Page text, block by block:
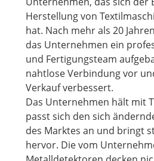
Herstellung von
hat. Nach mehr als 20
das Unternehmen ein
und Fertigungsteam
nahtlose Verbindung vor
Verkauf verbessert.
Das Unternehmen hält mit
passt sich den sich
des Marktes an und bringt
hervor. Die vom